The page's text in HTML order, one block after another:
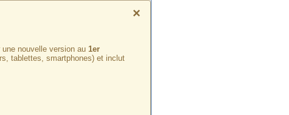
×
nouvelle version au 1er
tablettes, smartphones) et inclut